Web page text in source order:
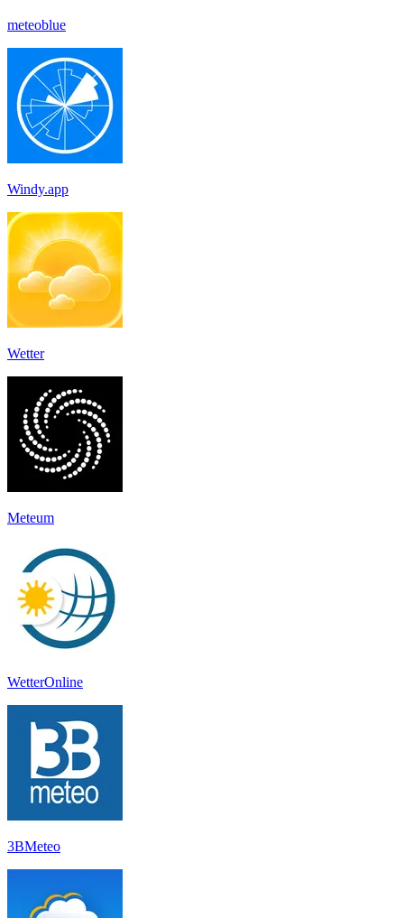
meteoblue
Windy.app
Wetter
Meteum
WetterOnline
3BMeteo